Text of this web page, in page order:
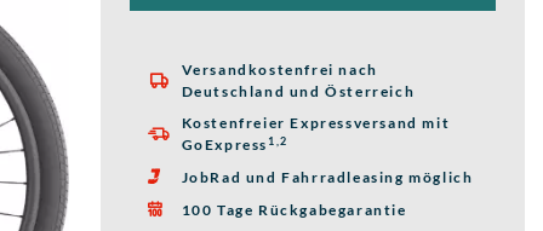

Versandkostenfrei nach
Deutschland und Österreich

Kostenfreier Expressversand mit
GoExpress 1,2
 JobRad und Fahrradleasing möglich
 100 Tage Rückgabegarantie